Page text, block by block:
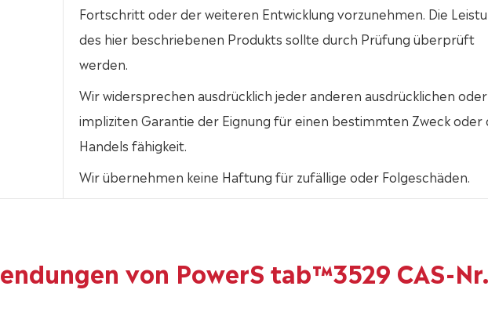
Fortschritt oder der weiteren Entwicklung vorzunehmen. Die
des hier beschriebenen Produkts sollte durch Prüfung überprüft
werden.
Wir widersprechen ausdrücklich jeder anderen ausdrücklichen oder
impliziten Garantie der Eignung für einen bestimmten Zweck oder
Handels fähigkeit.
Wir übernehmen keine Haftung für zufällige oder Folgeschäden.
von PowerS tab™3529 CAS-